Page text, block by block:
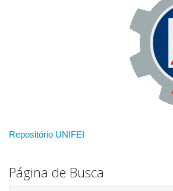
Repositório UNIFEI
Página de Busca